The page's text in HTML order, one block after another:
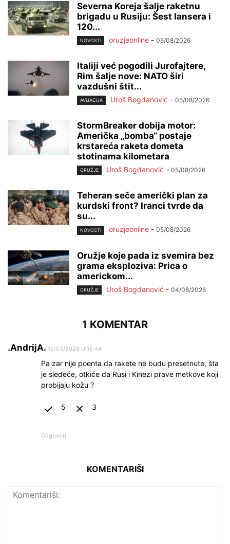
Severna Koreja šalje raketnu
brigadu u Rusiju: Šest lansera i
120...
NOVOSTI oruzjeonline - 05/08/2026
Italiji već pogodili Jurofajtere,
Rim šalje nove: NATO širi
vazdušni štit...
AVIJACIJA Uroš Bogdanović - 05/08/2026
StormBreaker dobija motor:
Američka „bomba“ postaje
krstareća raketa dometa
stotinama kilometara
ORUŽJE Uroš Bogdanović - 05/08/2026
Teheran seče američki plan za
kurdski front? Iranci tvrde da
su...
NOVOSTI oruzjeonline - 05/08/2026
Oružje koje pada iz svemira bez
grama eksploziva: Prica o
americkom...
ORUŽJE Uroš Bogdanović - 04/08/2026
1 KOMENTAR
.AndrijA. 19/03/2026 U 16:44
Pa zar nije poenta da rakete ne budu presetnute, šta
je sledeće, otkiće da Rusi i Kinezi prave metkove koji
probijaju kožu ?
5 3
Odgovori
KOMENTARIŠI